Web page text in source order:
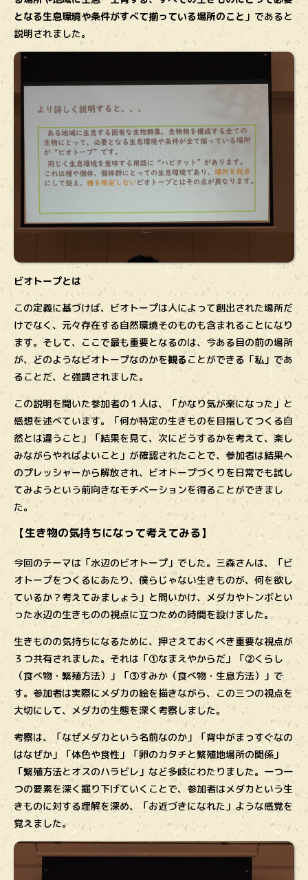
となる生息環境や条件がすべて揃っている場所のこと 」であると
説明されました。
ビオトープとは
この定義に基づけば、ビオトープは人によって創出された場所だ
けでなく、元々存在する自然環境そのものも含まれることになり
ます。そして、ここで最も重要となるのは、今ある目の前の場所
が、どのようなビオトープなのかを観ることができる「私」であ
ることだ、と強調されました。
この説明を聞いた参加者の１人は、「かなり気が楽になった」と
感想を述べています。「何か特定の生きものを目指してつくる自
然とは違うこと」「結果を見て、次にどうするかを考えて、楽し
みながらやればよいこと」が確認されたことで、参加者は結果へ
のプレッシャーから解放され、ビオトープづくりを日常でも試し
てみようという前向きなモチベーションを得ることができまし
た。
【生き物の気持ちになって考えてみる】
今回のテーマは「水辺のビオトープ」でした。三森さんは、「ビ
オトープをつくるにあたり、僕らじゃない生きものが、何を欲し
ているか？考えてみましょう」と問いかけ、メダカやトンボとい
った水辺の生きものの視点に立つための時間を設けました。
生きものの気持ちになるために、押さえておくべき重要な視点が
３つ共有されました。それは「①なまえやからだ」「②くらし
（食べ物・繁殖方法）」「③すみか（食べ物・生息方法）」で
す。参加者は実際にメダカの絵を描きながら、この三つの視点を
大切にして、メダカの生態を深く考察しました。
考察は、「なぜメダカという名前なのか」「背中がまっすぐなの
はなぜか」「体色や食性」「卵のカタチと繁殖地場所の関係」
「繁殖方法とオスのハラビレ」など多岐にわたりました。一つ一
つの要素を深く掘り下げていくことで、参加者はメダカという生
きものに対する理解を深め、「お近づきになれた」ような感覚を
覚えました。